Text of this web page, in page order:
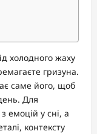
холодного жаху
гризуна.
саме його, щоб
Для
емоцій у сні, а
контексту